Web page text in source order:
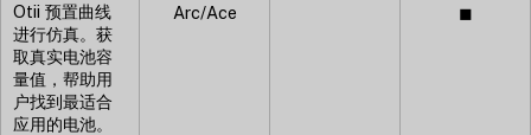
Otii 预置曲线
进行仿真。获
取真实电池容
量值，帮助用
户找到最适合
应用的电池。
Arc/Ace ◼︎